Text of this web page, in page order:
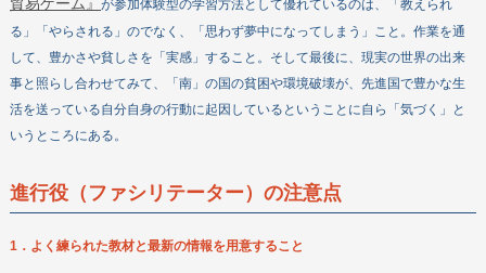
が参加体験型の学習方法として優れているのは、「教えられ
る」「やらされる」のでなく、「思わず夢中になってしまう」こと。作業を通
して、豊かさや貧しさを「実感」すること。そして最後に、現実の世界の出来
事と照らし合わせてみて、「南」の国の貧困や環境破壊が、先進国で豊かな生
活を送っている自分自身の行動に起因しているということに自ら「気づく」と
いうところにある。
進行役（ファシリテーター）の注意点
1．よく練られた教材と最新の情報を用意すること